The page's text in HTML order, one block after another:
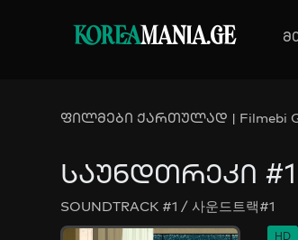
KOREAMANIA.GE
ფილმები ქართულად | Filmebi
საუნდთრეკი #1
SOUNDTRACK #1 / 사운드트랙#1
HD